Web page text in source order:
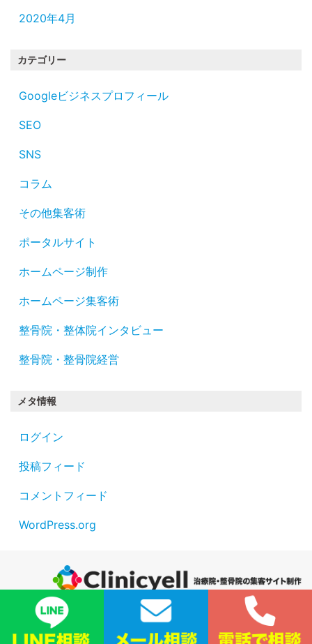
2020年4月
カテゴリー
Googleビジネスプロフィール
SEO
SNS
コラム
その他集客術
ポータルサイト
ホームページ制作
ホームページ集客術
整骨院・整体院インタビュー
整骨院・整骨院経営
メタ情報
ログイン
投稿フィード
コメントフィード
WordPress.org